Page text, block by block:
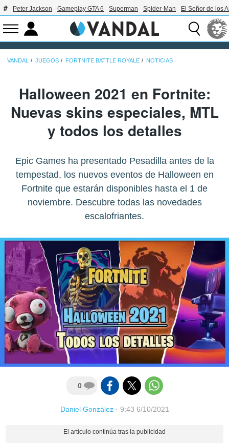
Peter Jackson Gameplay GTA 6 Superman Spider-Man El Señor de los
VANDAL JUEGOS FORTNITE BATTLE ROYALE NOTICIAS
Halloween 2021 en Fortnite:
Nuevas skins especiales, MTL
y todos los detalles
Epic Games ha presentado Pesadilla antes de la
tempestad, los nuevos eventos de Halloween en
Fortnite que estarán disponibles hasta el 1 de
noviembre. Descubre todas las novedades
escalofriantes.
0
Daniel González· 9:43 6/10/2021